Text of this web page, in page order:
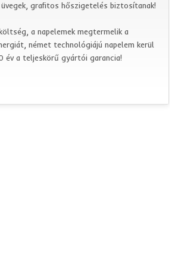
grafitos hőszigetelés biztosítanak!
a napelemek megtermelik a
német technológiájú napelem kerül
év a teljeskörű gyártói garancia!